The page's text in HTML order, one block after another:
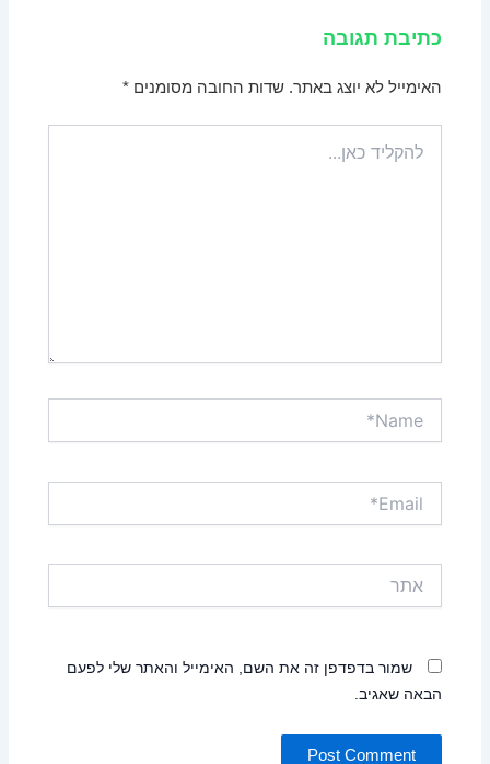
כתיבת תגובה
האימייל לא יוצג באתר. שדות החובה מסומנים*
כאן...
שמור בדפדפן זה את השם, האימייל והאתר שלי לפעם
הבאה שאגיב.